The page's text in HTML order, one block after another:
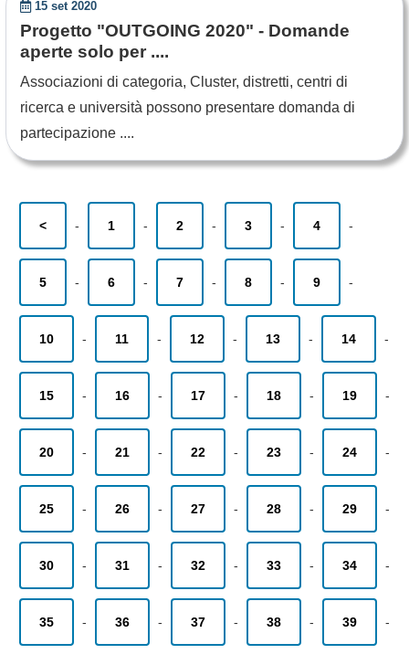
15 set 2020
Progetto "OUTGOING 2020" - Domande
aperte solo per ....
Associazioni di categoria, Cluster, distretti, centri di
ricerca e università possono presentare domanda di
partecipazione ....
< - 1 - 2 - 3 - 4 -
5 - 6 - 7 - 8 - 9 -
10 - 11 - 12 - 13 - 14 -
15 - 16 - 17 - 18 - 19 -
20 - 21 - 22 - 23 - 24 -
25 - 26 - 27 - 28 - 29 -
30 - 31 - 32 - 33 - 34 -
35 - 36 - 37 - 38 - 39 -